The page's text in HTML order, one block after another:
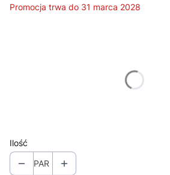
Promocja trwa do 31 marca 2028
Ilość
PAR